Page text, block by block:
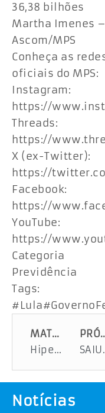
36,38 bilhões
Martha Imenes –
Ascom/MPS
Conheça as
oficiais do MPS:
Instagram:
https://
Threads:
https://
X (ex-Twitter):
https://
Facebook:
https://
YouTube:
https://
Categoria
Previdência
Tags:
MATÉRIA ANTERIOR
Hipertensão pode ser fatal: veja quais alimentos prejudicam o controle da pressão
SAIU O RESULTADO
Notícias